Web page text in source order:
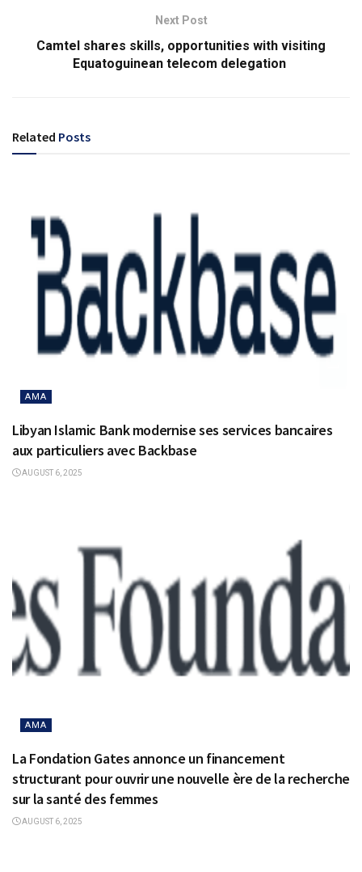
Next Post
Camtel shares skills, opportunities with visiting
Equatoguinean telecom delegation
Related Posts
AMA
Libyan Islamic Bank modernise ses services bancaires
aux particuliers avec Backbase
AUGUST 6, 2025
AMA
La Fondation Gates annonce un financement
structurant pour ouvrir une nouvelle ère de la recherche
sur la santé des femmes
AUGUST 6, 2025